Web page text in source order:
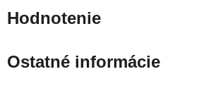
Hodnotenie
Ostatné informácie